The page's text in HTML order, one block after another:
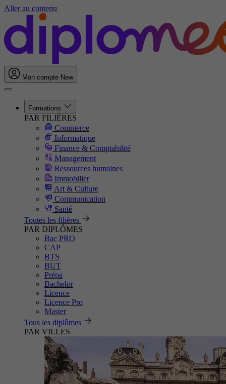
Aller au contenu
Mon compte New
Formations
PAR FILIÈRES
Commerce
Informatique
Finance & Comptabilité
Management
Ressources humaines
Immobilier
Art & Culture
Communication
Santé
Toutes les filières
PAR DIPLÔMES
Bac PRO
CAP
BTS
BUT
Prépa
Bachelor
Licence
Licence Pro
Master
Tous les diplômes
PAR VILLES